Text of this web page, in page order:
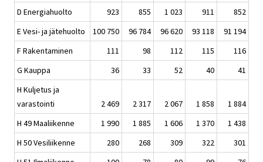
D Energiahuolto
923 855 1 023 911
852
E Vesi- ja jätehuolto
100 750 96 784 96 620 93 118
91 194
F Rakentaminen
111 98 112 115
116
G Kauppa
36 33 52 40
41
H Kuljetus ja
varastointi
2 469 2 317 2 067 1 858
1 884
H 49 Maaliikenne
1 990 1 885 1 606 1 370
1 438
H 50 Vesiliikenne
280 268 309 322
301